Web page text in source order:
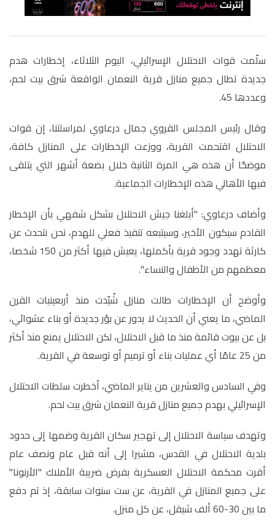
سلّمت قوات الاحتلال الإسرائيلي، اليوم الثلاثاء، إخطارات هدم
جديدة تطال جميع منازل قرية النعمان الواقعة شرق بيت لحم،
وعددها 45
.
وقال رئيس المجلس القروي جمال درعاوي لمراسلتنا، إن قوات
الاحتلال اقتحمت القرية، ووزعت الإخطارات على المنازل كافة،
موضحًا أن هذه هي المرة الثانية خلال بضعة أشهر التي يتلقى
فيها الأهالي هذه الإخطارات الجماعية.
وأضاف درعاوي: "أبلغنا جيش الاحتلال بشكل شفهي بأن الإخطار
القادم سيكون الأخير، وسيتبعه تنفيذ فعلي للهدم، نحن نتحدث عن
كارثة تهدد وجود قرية بأكملها، يعيش فيها أكثر من 150 شخصا،
معظمهم من الأطفال والنساء"
.
وأوضح أن الإخطارات طالت منازل شُيّدت منذ أربعينيات القرن
الماضي، ما يعني أن الحديث لا يدور عن بؤر جديدة أو بناء عشوائي،
بل عن بيوت قائمة منذ ما قبل الاحتلال، لكن الاحتلال يمنع منذ أكثر
من 25 عامًا أي عمليات بناء أو ترميم أو توسعة في القرية
.
وفي السادس والعشرين من يناير الماضي، أخطرت سلطات الاحتلال
الإسرائيلي بهدم جميع منازل قرية النعمان شرق بيت لحم.
وتهدف سياسة الاحتلال إلى تهجير سكان القرية وضمها إلى حدود
بلدية الاحتلال في القدس، مشيرا إلى أنه قبل عام ونصف عام
أقرت محكمة الاحتلال العسكرية بفرض ضريبة الأملاك "الأرنونا"
على جميع المنازل في القرية، عن ست سنوات سابقة، إذ تم دفع
ما بين 30-60 ألف شيقل، عن كل منزل.